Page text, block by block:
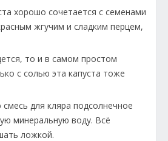
хорошо сочетается с семенами
жгучим и сладким перцем,
то и в самом простом
с солью эта капуста тоже
для кляра подсолнечное
минеральную воду. Всё
ложкой.